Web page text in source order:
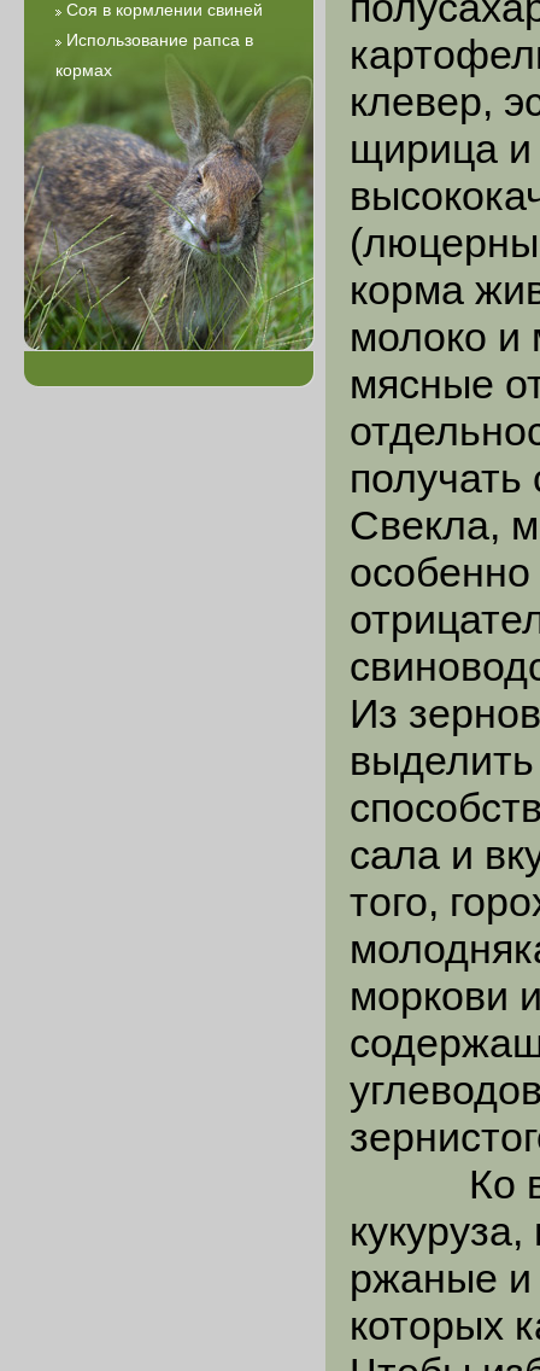
Соя в кормлении свиней
Использование рапса в
кормах
клевер,
щирица и
корма
молоко и
мясные
получать
Свекла,
Из
сала и
того,
моркови
Ко
ржаные и
которых